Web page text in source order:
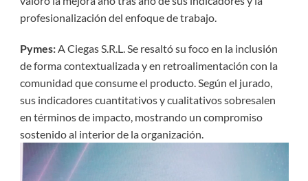
profesionalización del enfoque de trabajo.
Pymes:A Ciegas S.R.L. Se resaltó su foco en la inclusión
de forma contextualizada y en retroalimentación con la
comunidad que consume el producto. Según el jurado,
sus indicadores cuantitativos y cualitativos sobresalen
en términos de impacto, mostrando un compromiso
sostenido al interior de la organización.